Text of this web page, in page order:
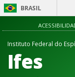
BRASIL
Instituto Federal do
Ifes